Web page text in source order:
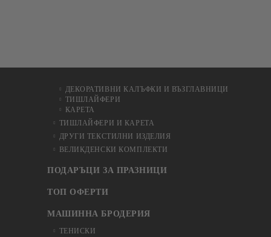
ДЕКОРАТИВНИ КАЛЪФКИ И ВЪЗГЛАВНИЦИ
ТИШЛАЙФЕРИ
КАРЕТА
ТИШЛАЙФЕРИ И КАРЕТА
ДРУГИ ТЕКСТИЛНИ ИЗДЕЛИЯ
ВЕЛИКДЕНСКИ КОМПЛЕКТИ
ПОДАРЪЦИ ЗА ПРАЗНИЦИ
ТОП ОФЕРТИ
МАШИННА БРОДЕРИЯ
ТЕНИСКИ